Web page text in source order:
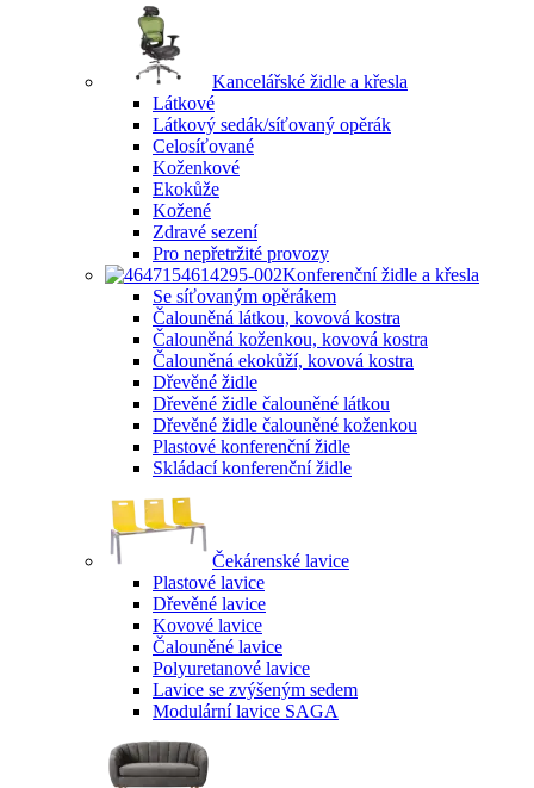
Kancelářské židle a křesla
Látkové
Látkový sedák/síťovaný opěrák
Celosíťované
Koženkové
Ekokůže
Kožené
Zdravé sezení
Pro nepřetržité provozy
Konferenční židle a křesla
Se síťovaným opěrákem
Čalouněná látkou, kovová kostra
Čalouněná koženkou, kovová kostra
Čalouněná ekokůží, kovová kostra
Dřevěné židle
Dřevěné židle čalouněné látkou
Dřevěné židle čalouněné koženkou
Plastové konferenční židle
Skládací konferenční židle
Čekárenské lavice
Plastové lavice
Dřevěné lavice
Kovové lavice
Čalouněné lavice
Polyuretanové lavice
Lavice se zvýšeným sedem
Modulární lavice SAGA